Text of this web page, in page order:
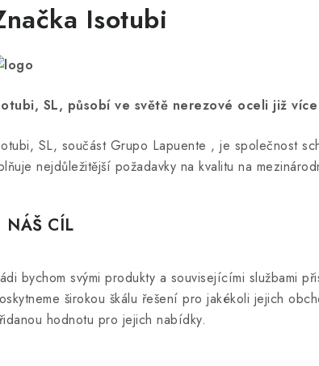
Isotubi
SL, působí ve světě nerezové oceli již
SL, součást Grupo Lapuente , je společnost
nejdůležitější požadavky na kvalitu na
NÁŠ CÍL
bychom svými produkty a souvisejícími službami
širokou škálu řešení pro jakékoli jejich
hodnotu pro jejich nabídky.